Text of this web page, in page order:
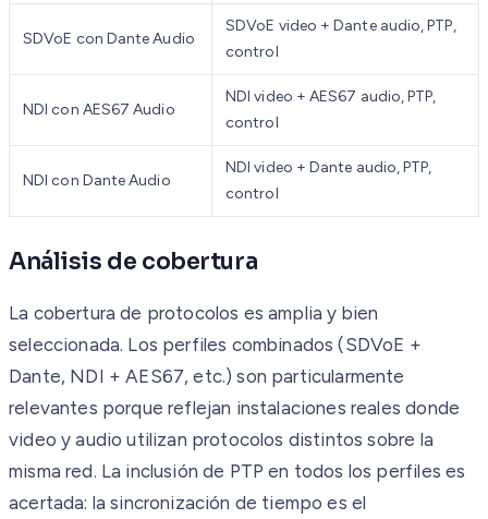
SDVoE con Dante Audio
SDVoE video + Dante audio, PTP,
control
NDI con AES67 Audio
NDI video + AES67 audio, PTP,
control
NDI con Dante Audio
NDI video + Dante audio, PTP,
control
Análisis de cobertura
La cobertura de protocolos es amplia y bien
seleccionada. Los perfiles combinados (SDVoE +
Dante, NDI + AES67, etc.) son particularmente
relevantes porque reflejan instalaciones reales donde
video y audio utilizan protocolos distintos sobre la
misma red. La inclusión de PTP en todos los perfiles es
acertada: la sincronización de tiempo es el